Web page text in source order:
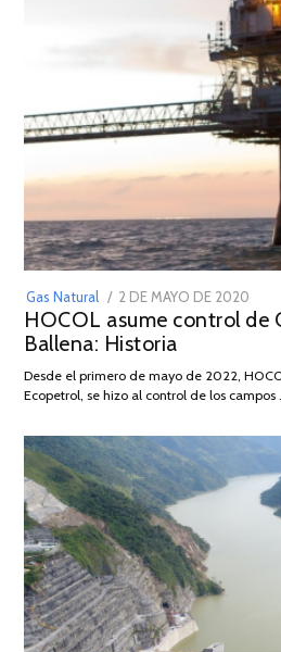
Gas Natural
POSTED
ON
2 DE MAYO DE 2020
DE
HOCOL asume control de
Ballena: Historia
Desde el primero de mayo de 2022,
Ecopetrol, se hizo al control de los campos